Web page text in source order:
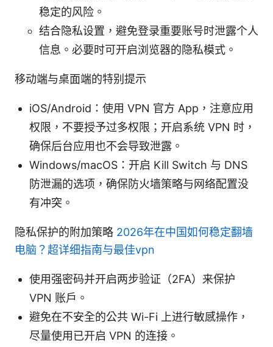
稳定的风险。
结合隐私设置，避免登录重要账号时泄露个人
信息。必要时可开启浏览器的隐私模式。
移动端与桌面端的特别提示
iOS/Android：使用 VPN 官方 App，注意应用
权限，不要授予过多权限；开启系统 VPN 时，
确保后台应用也不会导致泄露。
Windows/macOS：开启 Kill Switch 与 DNS
防泄漏的选项，确保防火墙策略与网络配置没
有冲突。
隐私保护的附加策略 2026年在中国如何稳定翻墙
电脑？超详细指南与最佳vpn
使用强密码并开启两步验证（2FA）来保护
VPN 账户。
避免在不安全的公共 Wi-Fi 上进行敏感操作，
尽量使用已开启 VPN 的连接。